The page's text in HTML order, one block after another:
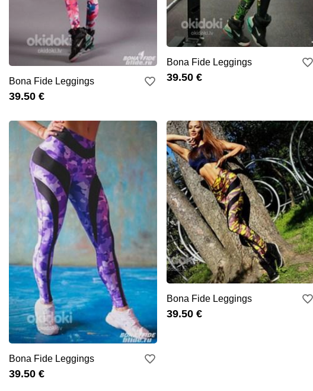
Bona Fide Leggings
39.50 €
Bona Fide Leggings
39.50 €
Bona Fide Leggings
39.50 €
Bona Fide Leggings
39.50 €